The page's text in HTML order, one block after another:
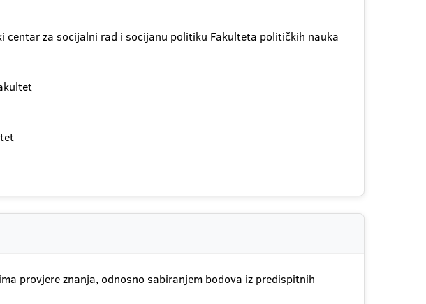
centar za socijalni rad i socijanu politiku Fakulteta političkih nauka
provjere znanja, odnosno sabiranjem bodova iz predispitnih